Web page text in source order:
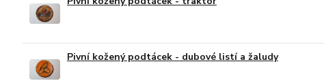
Pivní kožený podtácek - dubové listí a žaludy